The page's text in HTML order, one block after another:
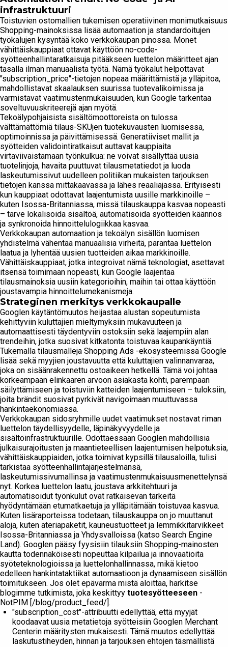
infrastruktuuri
Toistuvien ostomallien tukemisen operatiivinen monimutkaisuus
Shopping-mainoksissa lisää automaation ja standardoitujen
työkalujen kysyntää koko verkkokaupan pinossa. Monet
vähittäiskauppiaat ottavat käyttöön no-code-
syötteenhallintaratkaisuja pitääkseen luettelon määritteet ajan
tasalla ilman manuaalista työtä. Nämä työkalut helpottavat
"subscription_price"-tietojen nopeaa määrittämistä ja ylläpitoa,
mahdollistavat skaalauksen suurissa tuotevalikoimissa ja
varmistavat vaatimustenmukaisuuden, kun Google tarkentaa
soveltuvuuskriteerejä ajan myötä.
Tekoälypohjaisista sisältömoottoreista on tulossa
välttämättömiä tilaus-SKUjen tuotekuvausten luomisessa,
optimoinnissa ja päivittämisessä. Generatiiviset mallit ja
syötteiden validointiratkaisut auttavat kauppiaita
virtaviivaistamaan työnkulkua: ne voivat sisällyttää uusia
tuotelinjoja, havaita puuttuvat tilausmetatiedot ja luoda
laskeutumissivut uudelleen politiikan mukaisten tarjouksen
tietojen kanssa mittakaavassa ja lähes reaaliajassa. Erityisesti
kun kauppiaat odottavat laajentumista uusille markkinoille –
kuten Isossa-Britanniassa, missä tilauskauppa kasvaa nopeasti
– tarve lokalisoida sisältöä, automatisoida syötteiden käännös
ja synkronoida hinnoittelulogiikkaa kasvaa.
Verkkokaupan automaation ja tekoälyn sisällön luomisen
yhdistelmä vähentää manuaalisia virheitä, parantaa luettelon
laatua ja lyhentää uusien tuotteiden aikaa markkinoille.
Vähittäiskauppiaat, jotka integroivat nämä teknologiat, asettavat
itsensä toimimaan nopeasti, kun Google laajentaa
tilausmainoksia uusiin kategorioihin, maihin tai ottaa käyttöön
joustavampia hinnoittelumekanismeja.
Strateginen merkitys verkkokaupalle
Googlen käytäntömuutos heijastaa alustan sopeutumista
kehittyviin kuluttajien mieltymyksiin mukavuuteen ja
automaattisesti täydentyviin ostoksiin sekä laajempiin alan
trendeihin, jotka suosivat kitkatonta toistuvaa kaupankäyntiä.
Tukemalla tilausmalleja Shopping Ads -ekosysteemissä Google
lisää sekä myyjien joustavuutta että kuluttajien valinnanvaraa,
joka on sisäänrakennettu ostoaikeen hetkellä. Tämä voi johtaa
korkeampaan elinkaaren arvoon asiakasta kohti, parempaan
säilyttämiseen ja toistuviin katteiden laajentumiseen – tuloksiin,
joita brändit suosivat pyrkivät navigoimaan muuttuvassa
hankintaekonomiassa.
Verkkokaupan sidosryhmille uudet vaatimukset nostavat riman
luettelon täydellisyydelle, läpinäkyvyydelle ja
sisältöinfrastruktuurille. Odottaessaan Googlen mahdollisia
julkaisurajoitusten ja maantieteellisen laajentumisen helpotuksia,
vähittäiskauppiaiden, jotka toimivat kypsillä tilausaloilla, tulisi
tarkistaa syötteenhallintajärjestelmänsä,
laskeutumissivumallinsa ja vaatimustenmukaisuusmenettelynsä
nyt. Korkea luettelon laatu, joustava arkkitehtuuri ja
automatisoidut työnkulut ovat ratkaisevan tärkeitä
hyödyntämään etumatkaetuja ja ylläpitämään toistuvaa kasvua.
Kuten lisäraporteissa todetaan, tilauskauppa on jo muuttanut
aloja, kuten ateriapaketit, kauneustuotteet ja lemmikkitarvikkeet
Isossa-Britanniassa ja Yhdysvalloissa (katso Search Engine
Land). Googlen pääsy fyysisiin tilauksiin Shopping-mainosten
kautta todennäköisesti nopeuttaa kilpailua ja innovaatioita
syöteteknologioissa ja luettelonhallinnassa, mikä kietoo
edelleen hankintataktiikat automaatioon ja dynaamiseen sisällön
toimitukseen. Jos olet epävarma mistä aloittaa, harkitse
blogimme tutkimista, joka keskittyy tuotesyötteeseen -
NotPIM [/blog/product_feed/].
"subscription_cost"-attribuutti edellyttää, että myyjät
koodaavat uusia metatietoja syötteisiin Googlen Merchant
Centerin määritysten mukaisesti. Tämä muutos edellyttää
laskutustiheyden, hinnan ja tarjouksen ehtojen täsmällistä